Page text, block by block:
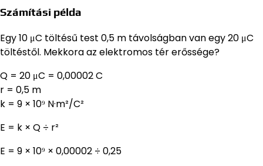
Számítási példa
Egy 10 μC töltésű test 0,5 m távolságban van egy 20 μC
töltéstől. Mekkora az elektromos tér erőssége?
Q = 20 μC = 0,00002 C
r = 0,5 m
k = 9 × 10⁹ N·m²/C²
E = k × Q ÷ r²
E = 9 × 10⁹ × 0,00002 ÷ 0,25